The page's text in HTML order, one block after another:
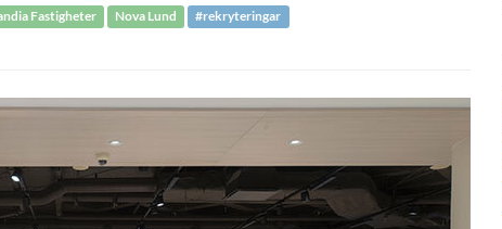
Fastigheter Nova Lund #rekryteringar